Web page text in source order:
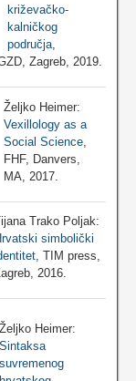
križevačko-
kalničkog
područja,
Zagreb, 2019.
Željko Heimer:
Vexillology as a
Social Science
FHF, Danvers,
MA, 2017.
Trako Poljak:
simbolički
, TIM press,
2016.
Željko Heimer:
Sintaksa
suvremenog